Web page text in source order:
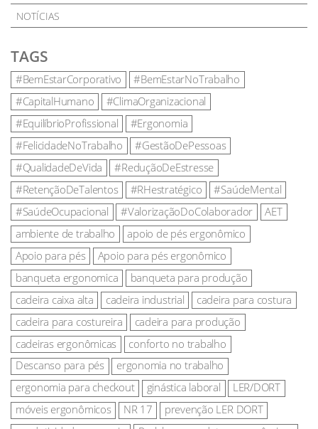
NOTÍCIAS
TAGS
#BemEstarCorporativo
#BemEstarNoTrabalho
#CapitalHumano
#ClimaOrganizacional
#EquilíbrioProfissional
#Ergonomia
#FelicidadeNoTrabalho
#GestãoDePessoas
#QualidadeDeVida
#ReduçãoDeEstresse
#RetençãoDeTalentos
#RHestratégico
#SaúdeMental
#SaúdeOcupacional
#ValorizaçãoDoColaborador
AET
ambiente de trabalho
apoio de pés ergonômico
Apoio para pés
Apoio para pés ergonômico
banqueta ergonomica
banqueta para produção
cadeira caixa alta
cadeira industrial
cadeira para costura
cadeira para costureira
cadeira para produção
cadeiras ergonômicas
conforto no trabalho
Descanso para pés
ergonomia no trabalho
ergonomia para checkout
ginástica laboral
LER/DORT
móveis ergonômicos
NR 17
prevenção LER DORT